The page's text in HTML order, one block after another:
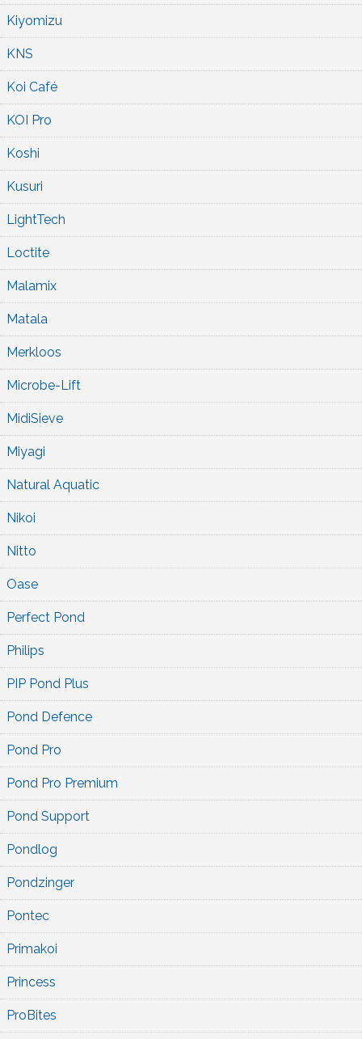
Kiyomizu
KNS
Koi Café
KOI Pro
Koshi
Kusuri
LightTech
Loctite
Malamix
Matala
Merkloos
Microbe-Lift
MidiSieve
Miyagi
Natural Aquatic
Nikoi
Nitto
Oase
Perfect Pond
Philips
PIP Pond Plus
Pond Defence
Pond Pro
Pond Pro Premium
Pond Support
Pondlog
Pondzinger
Pontec
Primakoi
Princess
ProBites